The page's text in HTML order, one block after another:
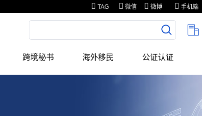
TAG 微信 微博 手机端
跨境秘书 海外移民 公证认证